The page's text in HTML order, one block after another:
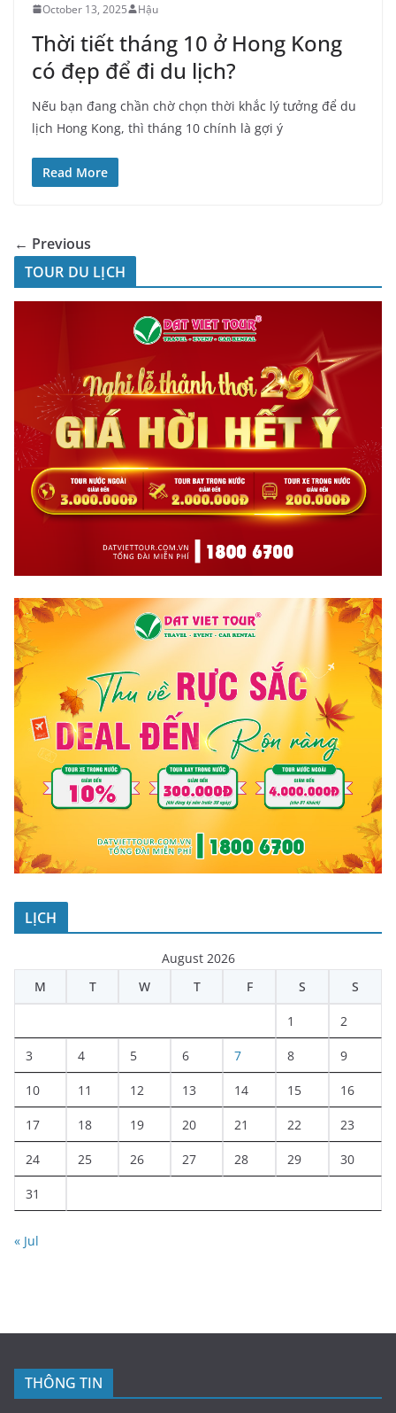
October 13, 2025 Hậu
Thời tiết tháng 10 ở Hong Kong
có đẹp để đi du lịch?
Nếu bạn đang chần chờ chọn thời khắc lý tưởng để du
lịch Hong Kong, thì tháng 10 chính là gợi ý
Read More
← Previous
TOUR DU LỊCH
LỊCH
August 2026
M
T W T F S S
1 2
3 4 5 6 7 8 9
10 11 12 13 14 15 16
17 18 19 20 21 22 23
24 25 26 27 28 29 30
31
« Jul
THÔNG TIN